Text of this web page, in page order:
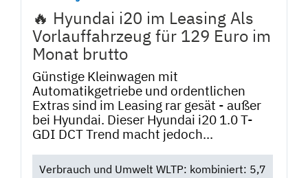
🔥 Hyundai i20 im Leasing Als
Vorlauffahrzeug für 129 Euro im
Monat brutto
Günstige Kleinwagen mit
Automatikgetriebe und ordentlichen
Extras sind im Leasing rar gesät - außer
bei Hyundai. Dieser Hyundai i20 1.0 T-
GDI DCT Trend macht jedoch...
Verbrauch und Umwelt WLTP: kombiniert: 5,7